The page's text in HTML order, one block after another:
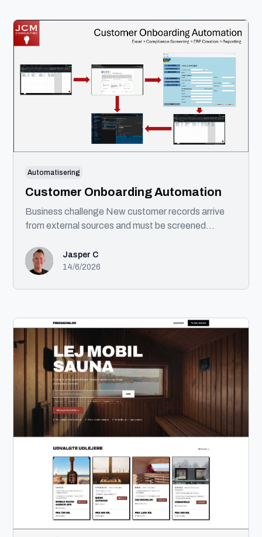
front-end udvikling. Jeg tror på gennemtænkt
design, ren kode og intelligent brug af AI til at skabe
Automatisering
Customer Onboarding Automation
Business challenge New customer records arrive
from external sources and must be screened
enterprise systems. Solution This automation
processes incoming customer records, performs
completion report. Technologies UIPath Microsoft
Excel Desktop Application Automation Compliance
Screening (OFAC) Email Automation
Jasper C
14/6/2026